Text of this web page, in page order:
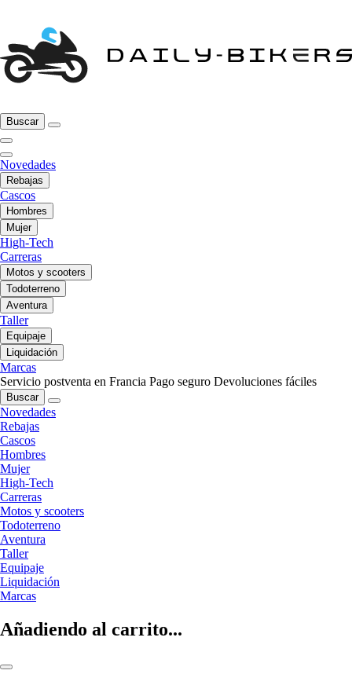
Buscar
Novedades
Rebajas
Cascos
Hombres
Mujer
High-Tech
Carreras
Motos y scooters
Todoterreno
Aventura
Taller
Equipaje
Liquidación
Marcas
Servicio postventa en Francia Pago seguro Devoluciones fáciles
Buscar
Novedades
Rebajas
Cascos
Hombres
Mujer
High-Tech
Carreras
Motos y scooters
Todoterreno
Aventura
Taller
Equipaje
Liquidación
Marcas
Añadiendo al carrito...